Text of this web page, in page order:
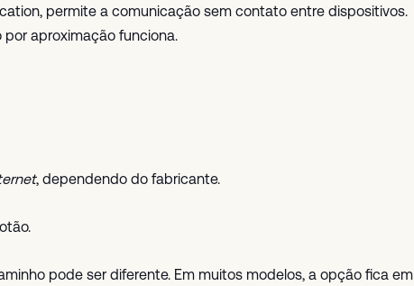
permite a comunicação sem contato entre dispositivos.
por aproximação funciona.
, dependendo do fabricante.
pode ser diferente. Em muitos modelos, a opção fica em